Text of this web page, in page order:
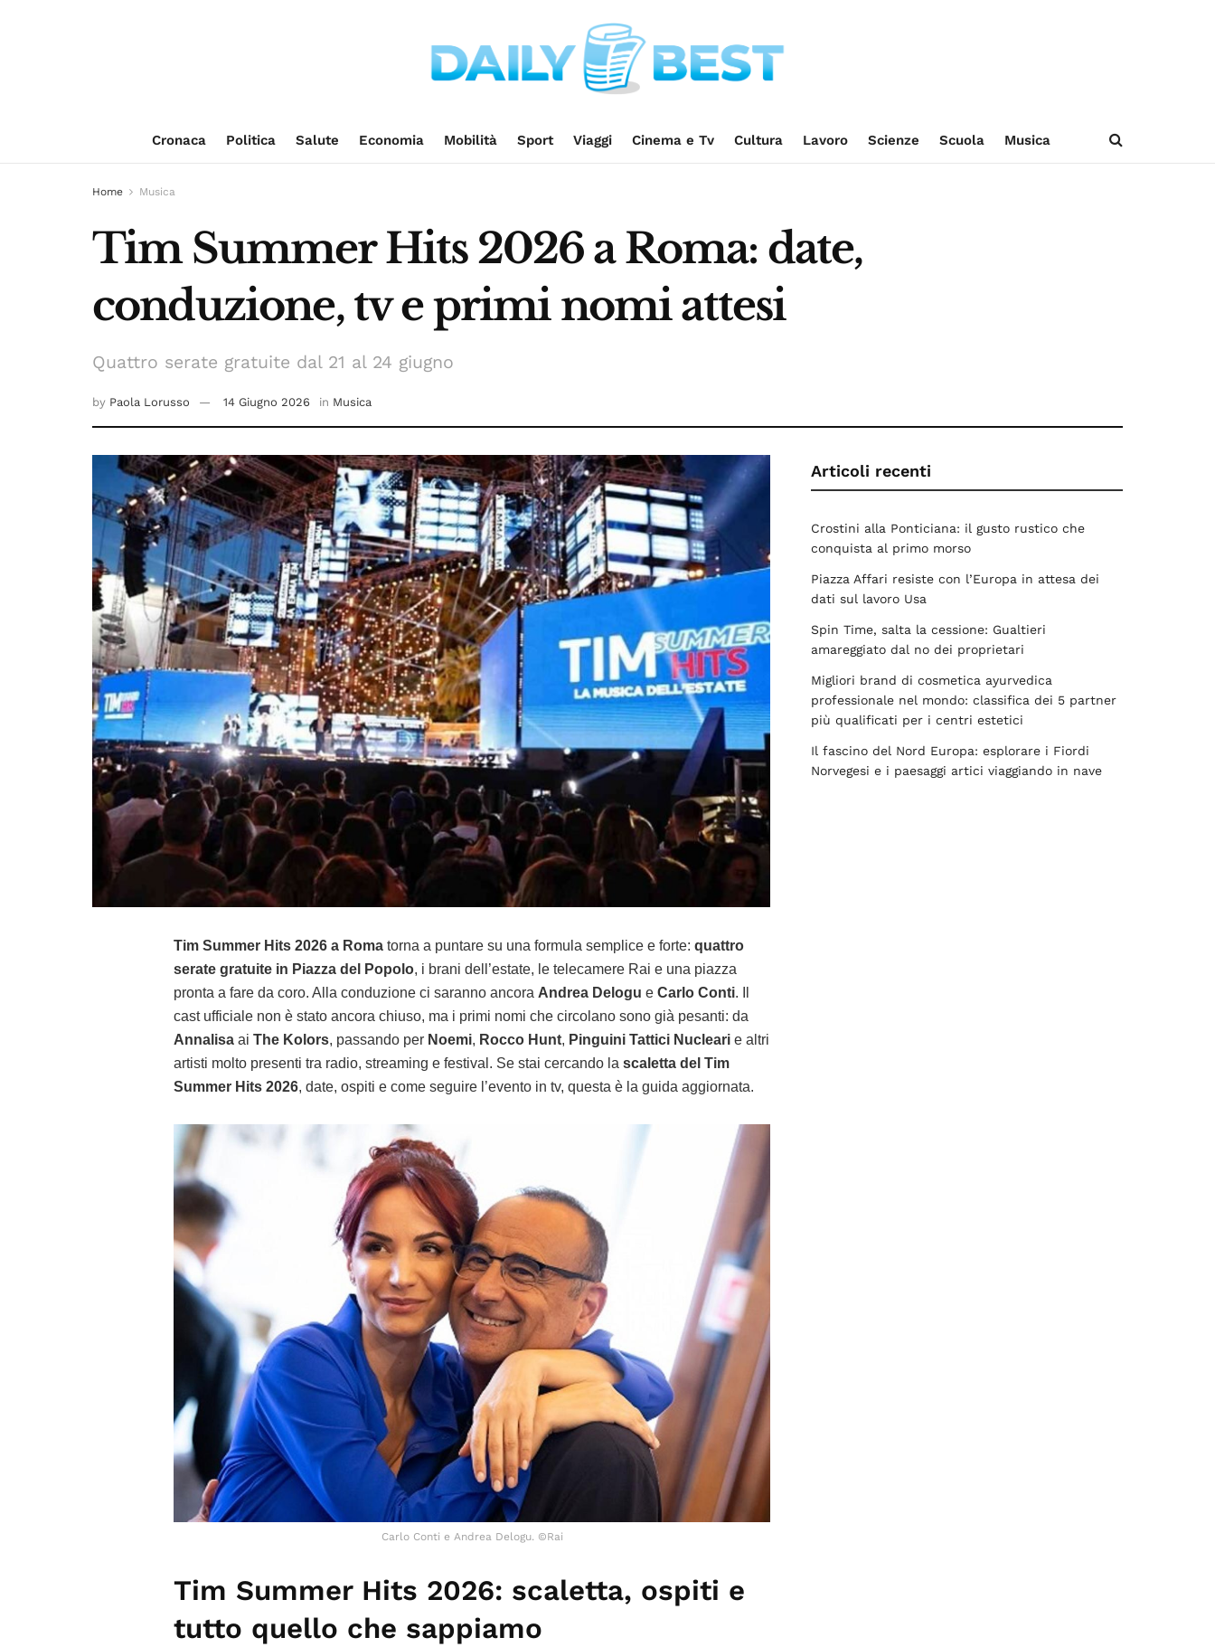
Cronaca Politica Salute Economia Mobilità Sport Viaggi Cinema e Tv Cultura Lavoro Scienze Scuola Musica
Home Musica
Tim Summer Hits 2026 a Roma: date,
conduzione, tv e primi nomi attesi
Quattro serate gratuite dal 21 al 24 giugno
by Paola Lorusso 14 Giugno 2026 in Musica
Tim Summer Hits 2026 a Roma torna a puntare su una formula semplice e forte: quattro
serate gratuite in Piazza del Popolo, i brani dell’estate, le telecamere Rai e una piazza
pronta a fare da coro. Alla conduzione ci saranno ancora Andrea Delogu e Carlo Conti. Il
cast ufficiale non è stato ancora chiuso, ma i primi nomi che circolano sono già pesanti: da
Annalisa ai The Kolors, passando per Noemi, Rocco Hunt, Pinguini Tattici Nucleari e altri
artisti molto presenti tra radio, streaming e festival. Se stai cercando la scaletta del Tim
Summer Hits 2026, date, ospiti e come seguire l’evento in tv, questa è la guida aggiornata.
Carlo Conti e Andrea Delogu. ©Rai
Tim Summer Hits 2026: scaletta, ospiti e
tutto quello che sappiamo
Articoli recenti
Crostini alla Ponticiana: il gusto rustico che
conquista al primo morso
Piazza Affari resiste con l’Europa in attesa dei
dati sul lavoro Usa
Spin Time, salta la cessione: Gualtieri
amareggiato dal no dei proprietari
Migliori brand di cosmetica ayurvedica
professionale nel mondo: classifica dei 5 partner
più qualificati per i centri estetici
Il fascino del Nord Europa: esplorare i Fiordi
Norvegesi e i paesaggi artici viaggiando in nave